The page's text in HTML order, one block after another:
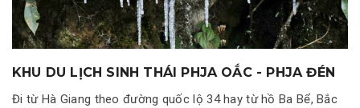
KHU DU LỊCH SINH THÁI PHJA OẮC - PHJA ĐÉN
Đi từ Hà Giang theo đường quốc lộ 34 hay từ hồ Ba Bể, Bắc